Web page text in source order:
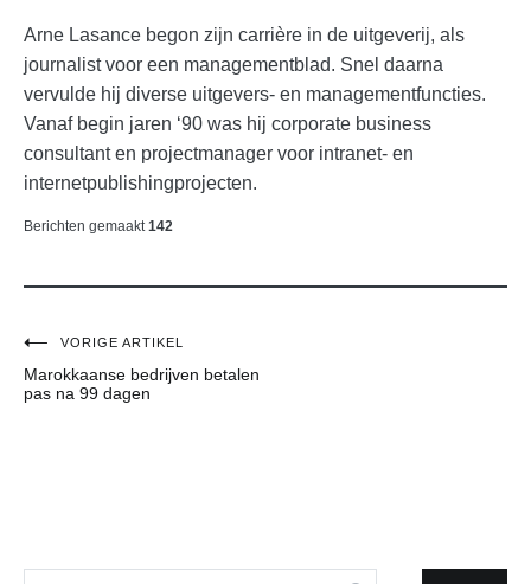
Arne Lasance begon zijn carrière in de uitgeverij, als
journalist voor een managementblad. Snel daarna
vervulde hij diverse uitgevers- en managementfuncties.
Vanaf begin jaren ‘90 was hij corporate business
consultant en projectmanager voor intranet- en
internetpublishingprojecten.
Berichten gemaakt 142
Bericht
navigatie
VORIGE ARTIKEL
Marokkaanse bedrijven betalen
pas na 99 dagen